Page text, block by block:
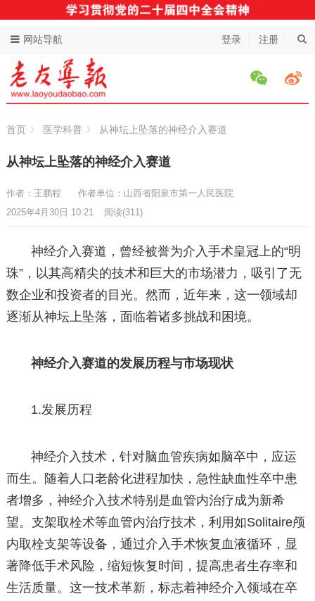
登录 注册
网站导航
首页 医学科普 从神坛上坠落的神经介入赛道
从神坛上坠落的神经介入赛道
作者：王鹏程
作者单位：山西省阳泉市第一人民医院
2025年4月30日 10:21
阅读(311)
神经介入赛道，曾经被誉为介入手术皇冠上的“明
珠”，以其高精尖的技术和巨大的市场潜力，吸引了无
数企业和投资者的目光。然而，近年来，这一领域却
逐渐从神坛上坠落，面临着诸多挑战和困境。
神经介入赛道的发展历程与市场现状
1.发展历程
神经介入技术，针对脑血管疾病如脑卒中，应运
而生。随着人口老龄化进程加快，急性缺血性卒中患
者增多，神经介入技术特别是血管内治疗成为新希
望。支架取栓术等血管内治疗技术，利用如Solitaire颅
内取栓支架等设备，通过介入手术恢复血液循环，显
著降低手术风险，缩短恢复时间，提高患者生存率和
生活质量。这一技术革新，标志着神经介入领域在卒